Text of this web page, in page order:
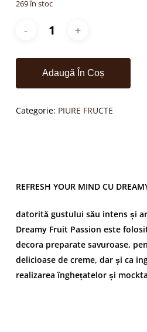
269 în stoc
Adaugă În Coș
Categorie: PIURE FRUCTE
REFRESH YOUR MIND CU
datorită gustului său intens și
Dreamy Fruit Passion este
decora preparate savuroase,
delicioase de creme, dar și ca
realizarea înghețatelor și